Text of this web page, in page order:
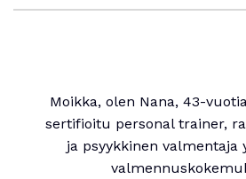
Moikka, olen Nana, 43-
sertifioitu personal trainer,
ja psyykkinen valmentaja